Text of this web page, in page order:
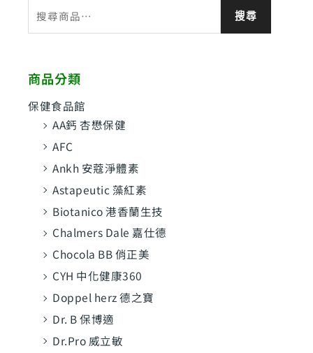
尋
字
:
搜尋
商品分類
保健食品館
AA鈣 杏懋保健
AFC
Ankh 安蔻淨體素
Astapeutic 藻紅素
Biotanico 港香蘭生技
Chalmers Dale 嘉仕德
Chocola BB 俏正美
CYH 中化健康360
Doppel herz 德之寶
Dr. B 保博適
Dr.Pro 威立敏